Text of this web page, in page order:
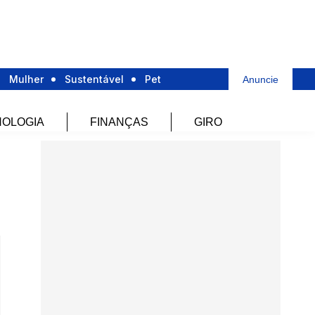
Mulher Sustentável Pet Anuncie
FINANÇAS GIRO